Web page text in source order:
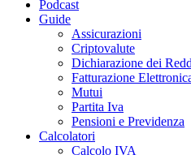
Podcast
Guide
Assicurazioni
Criptovalute
Dichiarazione dei
Fatturazione
Mutui
Partita Iva
Pensioni e Previdenza
Calcolatori
Calcolo IVA